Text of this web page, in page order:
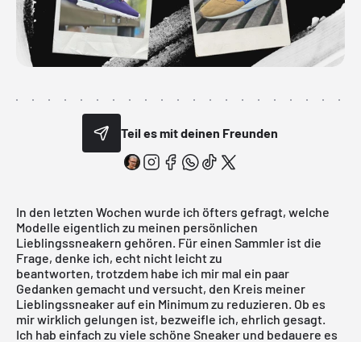
Teil es mit deinen Freunden
In den letzten Wochen wurde ich öfters gefragt, welche
Modelle eigentlich zu meinen persönlichen
Lieblingssneakern gehören. Für einen Sammler ist die
Frage, denke ich, echt nicht leicht zu
beantworten, trotzdem habe ich mir mal ein paar
Gedanken gemacht und versucht, den Kreis meiner
Lieblingssneaker auf ein Minimum zu reduzieren. Ob es
mir wirklich gelungen ist, bezweifle ich, ehrlich gesagt.
Ich hab einfach zu viele schöne Sneaker und bedauere es